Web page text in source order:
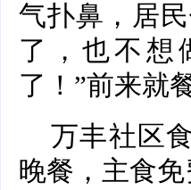
气扑鼻，居
了，也不想
了！”前来就
万丰社区
晚餐，主食